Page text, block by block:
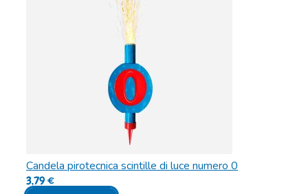
Candela pirotecnica scintille di luce numero 0
3,79€